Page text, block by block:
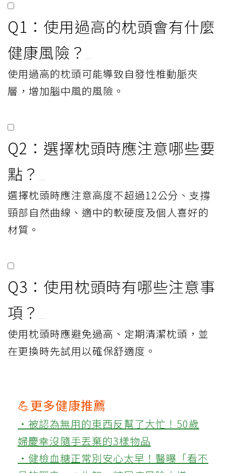
Q1：使用過高的枕頭會有什麼
健康風險？
使用過高的枕頭可能導致自發性椎動脈夾
層，增加腦中風的風險。
Q2：選擇枕頭時應注意哪些要
點？
選擇枕頭時應注意高度不超過12公分、支撐
頸部自然曲線、適中的軟硬度及個人喜好的
材質。
Q3：使用枕頭時有哪些注意事
項？
使用枕頭時應避免過高、定期清潔枕頭，並
在更換時先試用以確保舒適度。
💪更多健康推薦
‧被認為無用的東西反幫了大忙！50歲
婦慶幸沒隨手丟棄的3樣物品
‧健檢血糖正常別安心太早！醫曝「看不